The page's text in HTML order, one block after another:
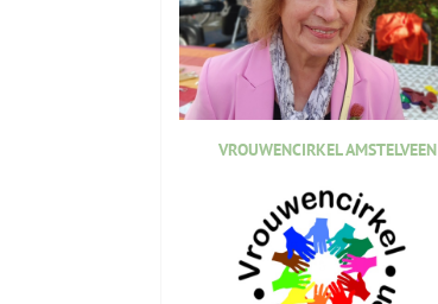
VROUWENCIRKEL AMSTELVEEN